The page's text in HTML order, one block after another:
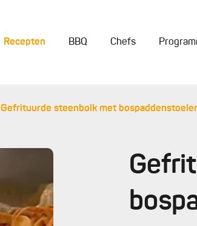
Recepten BBQ Chefs
Gefrituurde steenbolk met